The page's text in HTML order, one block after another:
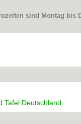
sind Montag bis
Tafel Deutschland